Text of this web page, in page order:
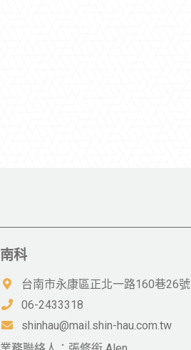
南科
台南市永康區正北一路160巷26號
06-2433318
shinhau@mail.shin-hau.com.tw